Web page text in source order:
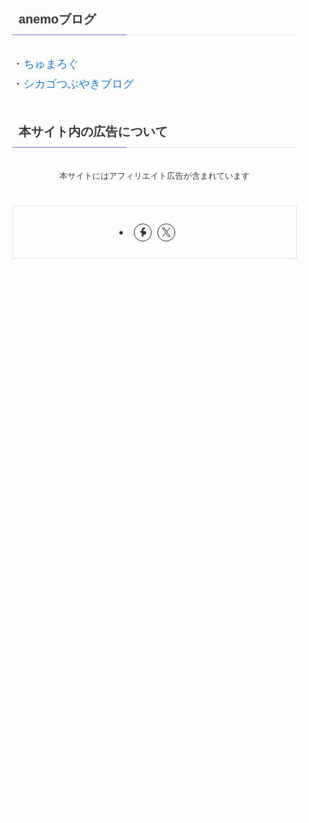
anemoブログ
・ ちゅまろぐ
・ シカゴつぶやきブログ
本サイト内の広告について
本サイトにはアフィリエイト広告が含まれています